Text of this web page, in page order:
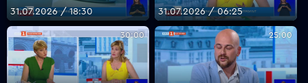
31.07.2026 / 18:30 31.07.2026 / 06:25
30:00 25:00